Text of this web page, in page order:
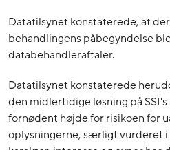
Datatilsynet konstaterede, at
behandlingens påbegyndelse
databehandleraftaler.
Datatilsynet konstaterede
den midlertidige løsning på
fornødent højde for risikoen for
oplysningerne, særligt vurderet